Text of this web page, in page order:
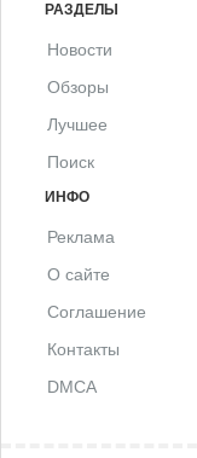
РАЗДЕЛЫ
Новости
Обзоры
Лучшее
Поиск
ИНФО
Реклама
О сайте
Соглашение
Контакты
DMCA